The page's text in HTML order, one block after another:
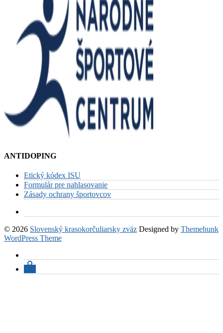
ANTIDOPING
Etický kódex ISU
Formulár pre nahlasovanie
Zásady ochrany športovcov
© 2026 Slovenský krasokorčuliarsky zväz Designed by Themehunk
WordPress Theme